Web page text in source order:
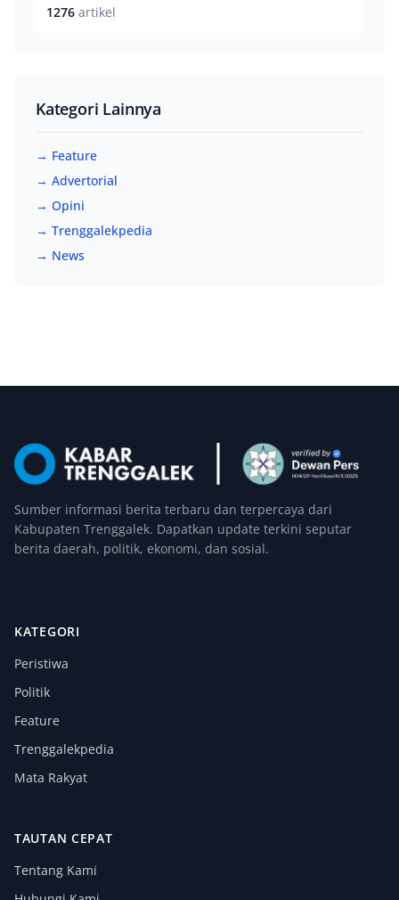
1276 artikel
Kategori Lainnya
→ Feature
→ Advertorial
→ Opini
→ Trenggalekpedia
→ News
Sumber informasi berita terbaru dan terpercaya dari
Kabupaten Trenggalek. Dapatkan update terkini seputar
berita daerah, politik, ekonomi, dan sosial.
KATEGORI
Peristiwa
Politik
Feature
Trenggalekpedia
Mata Rakyat
TAUTAN CEPAT
Tentang Kami